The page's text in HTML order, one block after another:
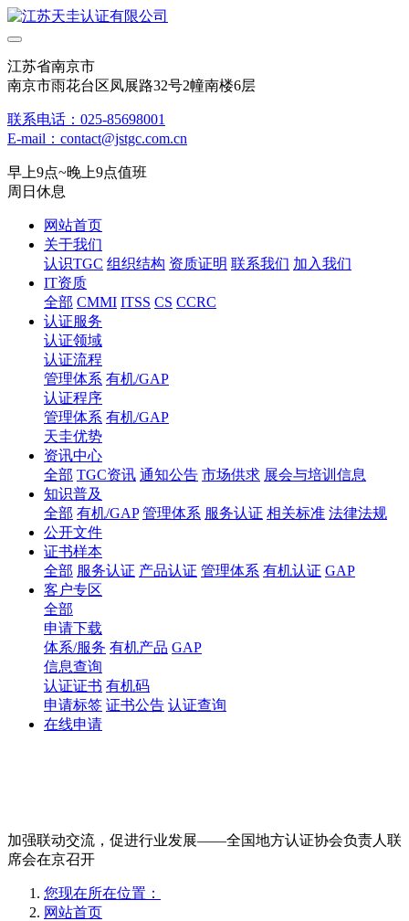
江苏省南京市
南京市雨花台区凤展路32号2幢南楼6层
联系电话：025-85698001
E-mail：contact@jstgc.com.cn
早上9点~晚上9点值班
周日休息
网站首页
关于我们
认识TGC 组织结构 资质证明 联系我们 加入我们
IT资质
全部 CMMI ITSS CS CCRC
认证服务
认证领域
认证流程
管理体系 有机/GAP
认证程序
管理体系 有机/GAP
天圭优势
资讯中心
全部 TGC资讯 通知公告 市场供求 展会与培训信息
知识普及
全部 有机/GAP 管理体系 服务认证 相关标准 法律法规
公开文件
证书样本
全部 服务认证 产品认证 管理体系 有机认证 GAP
客户专区
全部
申请下载
体系/服务 有机产品 GAP
信息查询
认证证书 有机码
申请标签 证书公告 认证查询
在线申请
加强联动交流，促进行业发展——全国地方认证协会负责人联
席会在京召开
您现在所在位置：
网站首页